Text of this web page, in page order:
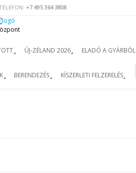
+7 495 364 3808
ÚJ-ZÉLAND 2026 ELADÓ A GYÁRBÓL
BERENDEZÉS KÍSZERLETI FELZERELÉS